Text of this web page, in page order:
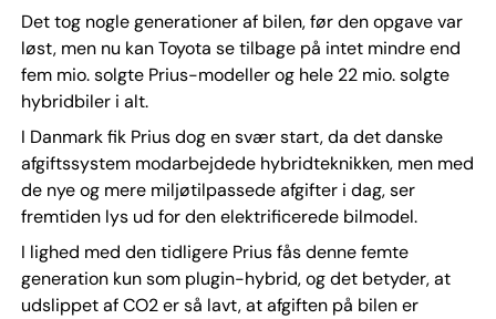
Det tog nogle generationer af bilen, før den opgave var
løst, men nu kan Toyota se tilbage på intet mindre end
fem mio. solgte Prius-modeller og hele 22 mio. solgte
hybridbiler i alt.
I Danmark fik Prius dog en svær start, da det danske
afgiftssystem modarbejdede hybridteknikken, men med
de nye og mere miljøtilpassede afgifter i dag, ser
fremtiden lys ud for den elektrificerede bilmodel.
I lighed med den tidligere Prius fås denne femte
generation kun som plugin-hybrid, og det betyder, at
udslippet af CO2 er så lavt, at afgiften på bilen er